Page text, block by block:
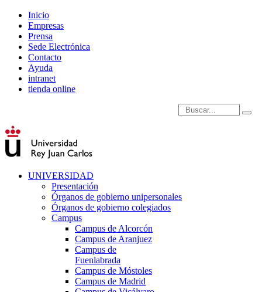
Inicio
Empresas
Prensa
Sede Electrónica
Contacto
Ayuda
intranet
tienda online
Introduce términos de
UNIVERSIDAD
Presentación
Órganos de gobierno unipersonales
Órganos de gobierno colegiados
Campus
Campus de Alcorcón
Campus de Aranjuez
Campus de
Fuenlabrada
Campus de Móstoles
Campus de Madrid